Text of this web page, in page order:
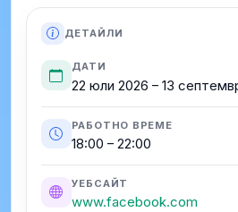
ДЕТАЙЛИ
ДАТИ
22 юли 2026 – 13
РАБОТНО ВРЕМЕ
18:00 – 22:00
УЕБСАЙТ
www.facebook.com